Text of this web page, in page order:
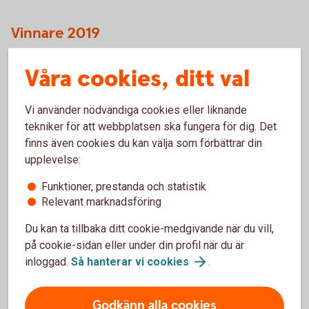
Vinnare 2019
motiveringen: "Under mer än två decennier har
kolhus, engagerat ett stort antal barn och ungdomar från
trakten. Musikaler och musikteaterföreställningar drar fulla
hus. Barn och ungdomar får under intensiva
sommarlovsveckor uppleva gemenskap, meningsfull
vid sidan av scen. Kolhusteatern förenar människor över
generationsgränserna och är en stor del i brukets och
ortens nya identitet. En kulturgärning som heter duga!"
Vinnare 2018
Kulturpriset delades ut första gången sommaren 2018 till
Våra cookies, ditt val
Vi använder nödvändiga cookies eller liknande
tekniker för att webbplatsen ska fungera för dig. Det
finns även cookies du kan välja som förbättrar din
upplevelse:
Funktioner, prestanda och statistik
Relevant marknadsföring
Du kan ta tillbaka ditt cookie-medgivande när du vill,
på cookie-sidan eller under din profil när du är
inloggad. Så hanterar vi cookies .